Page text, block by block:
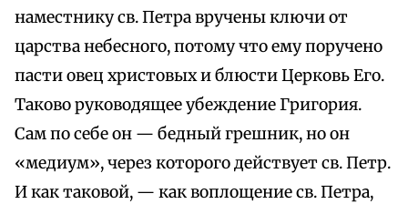
наместнику св. Петра вручены ключи от
царства небесного, потому что ему поручено
пасти овец христовых и блюсти Церковь Его.
Таково руководящее убеждение Григория.
Сам по себе он — бедный грешник, но он
«медиум», через которого действует св. Петр.
И как таковой, — как воплощение св. Петра,